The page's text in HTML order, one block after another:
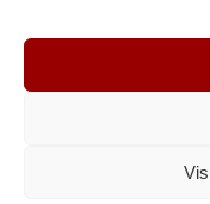
DOWNLOAD